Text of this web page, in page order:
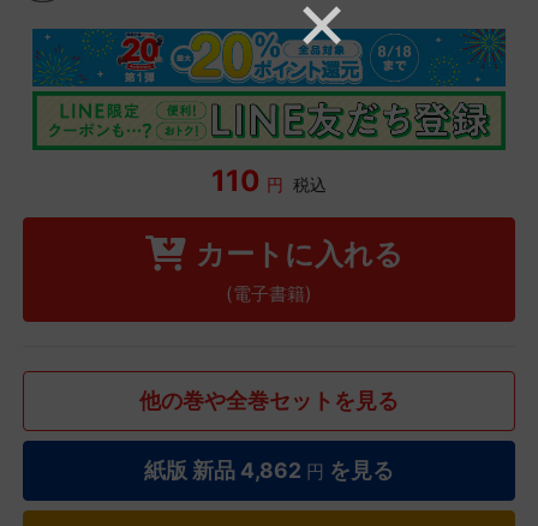
110 円 税込
カートに入れる
(電子書籍)
他の巻や全巻セットを見る
紙版 新品 4,862 円 を見る